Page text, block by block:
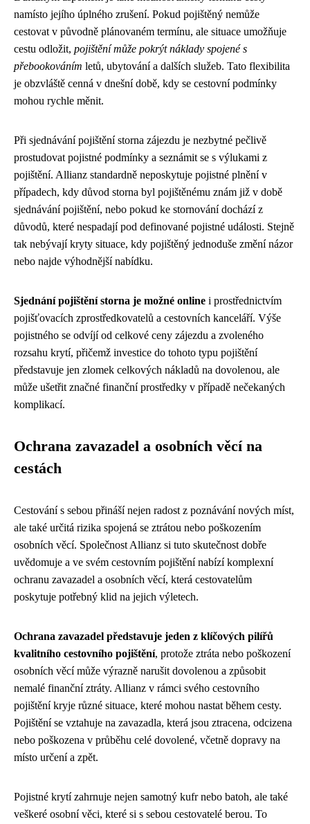
namísto jejího úplného zrušení. Pokud pojištěný nemůže
cestovat v původně plánovaném termínu, ale situace umožňuje
cestu odložit, pojištění může pokrýt náklady spojené s
přebookováním letů, ubytování a dalších služeb. Tato flexibilita
je obzvláště cenná v dnešní době, kdy se cestovní podmínky
mohou rychle měnit.
Při sjednávání pojištění storna zájezdu je nezbytné pečlivě
prostudovat pojistné podmínky a seznámit se s výlukami z
pojištění. Allianz standardně neposkytuje pojistné plnění v
případech, kdy důvod storna byl pojištěnému znám již v době
sjednávání pojištění, nebo pokud ke stornování dochází z
důvodů, které nespadají pod definované pojistné události. Stejně
tak nebývají kryty situace, kdy pojištěný jednoduše změní názor
nebo najde výhodnější nabídku.
Sjednání pojištění storna je možné online i prostřednictvím
pojišťovacích zprostředkovatelů a cestovních kanceláří. Výše
pojistného se odvíjí od celkové ceny zájezdu a zvoleného
rozsahu krytí, přičemž investice do tohoto typu pojištění
představuje jen zlomek celkových nákladů na dovolenou, ale
může ušetřit značné finanční prostředky v případě nečekaných
komplikací.
Ochrana zavazadel a osobních věcí na
cestách
Cestování s sebou přináší nejen radost z poznávání nových míst,
ale také určitá rizika spojená se ztrátou nebo poškozením
osobních věcí. Společnost Allianz si tuto skutečnost dobře
uvědomuje a ve svém cestovním pojištění nabízí komplexní
ochranu zavazadel a osobních věcí, která cestovatelům
poskytuje potřebný klid na jejich výletech.
Ochrana zavazadel představuje jeden z klíčových pilířů
kvalitního cestovního pojištění, protože ztráta nebo poškození
osobních věcí může výrazně narušit dovolenou a způsobit
nemalé finanční ztráty. Allianz v rámci svého cestovního
pojištění kryje různé situace, které mohou nastat během cesty.
Pojištění se vztahuje na zavazadla, která jsou ztracena, odcizena
nebo poškozena v průběhu celé dovolené, včetně dopravy na
místo určení a zpět.
Pojistné krytí zahrnuje nejen samotný kufr nebo batoh, ale také
veškeré osobní věci, které si s sebou cestovatelé berou. To